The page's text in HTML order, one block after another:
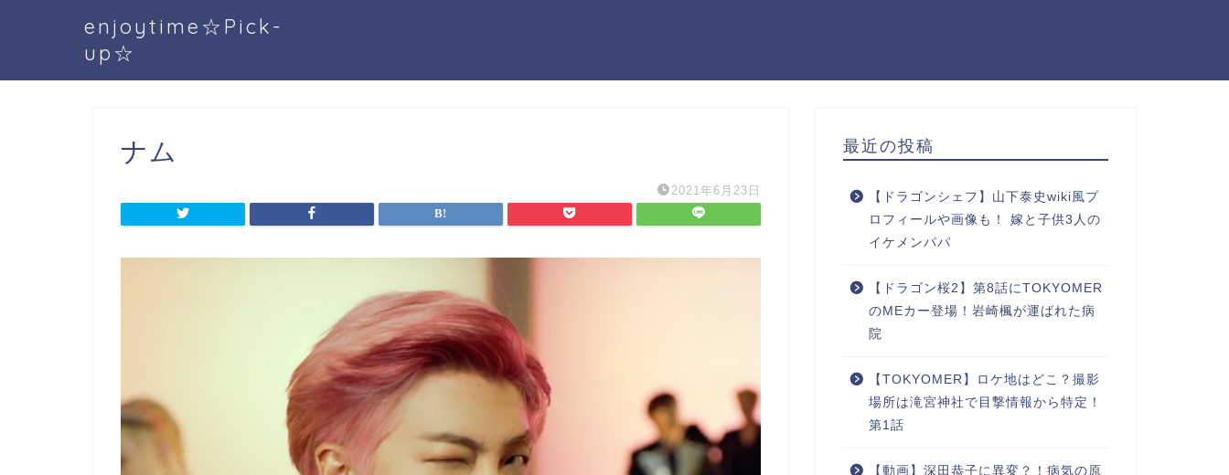
enjoytime☆Pick-
up☆
ナム
2021年6月23日
最近の投稿
【ドラゴンシェフ】山下泰史wiki風プ
ロフィールや画像も！ 嫁と子供3人の
イケメンパパ
【ドラゴン桜2】第8話にTOKYOMER
のMEカー登場！岩崎楓が運ばれた病
院
【TOKYOMER】ロケ地はどこ？撮影
場所は滝宮神社で目撃情報から特定！
第1話
【動画】深田恭子に異変？！病気の原